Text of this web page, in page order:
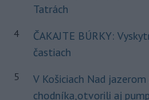
Tatrách
4
ČAKAJTE BÚRKY:
častiach
5
V Košiciach Nad
chodníka,otvorili aj